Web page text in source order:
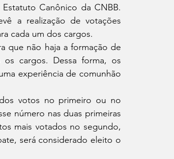
Canônico da CNBB.
a realização de votações
cada um dos cargos.
que não haja a formação de
cargos. Dessa forma, os
experiência de comunhão
votos no primeiro ou no
número nas duas primeiras
mais votados no segundo,
será considerado eleito o